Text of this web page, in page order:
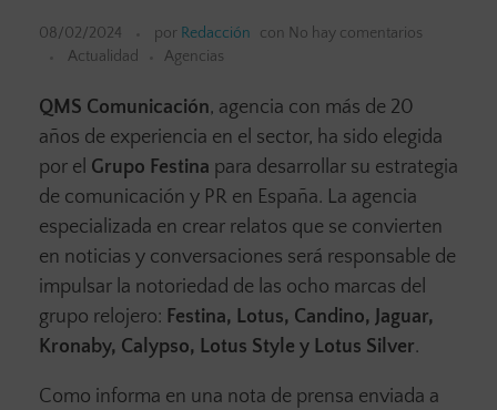
08/02/2024 por Redacción con No hay comentarios
Actualidad
Agencias
QMS Comunicación, agencia con más de 20
años de experiencia en el sector, ha sido elegida
por el Grupo Festina para desarrollar su estrategia
de comunicación y PR en España. La agencia
especializada en crear relatos que se convierten
en noticias y conversaciones será responsable de
impulsar la notoriedad de las ocho marcas del
grupo relojero: Festina, Lotus, Candino, Jaguar,
Kronaby, Calypso, Lotus Style y Lotus Silver.
Como informa en una nota de prensa enviada a